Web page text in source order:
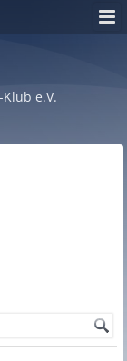
e.V.